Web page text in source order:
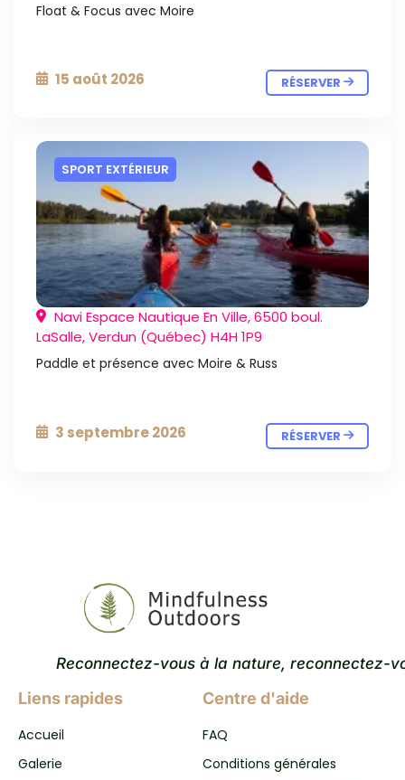
Float & Focus avec Moire
15 août 2026 RÉSERVER
SPORT EXTÉRIEUR
Navi Espace Nautique En Ville, 6500 boul.
LaSalle, Verdun (Québec) H4H 1P9
Paddle et présence avec Moire & Russ
3 septembre 2026 RÉSERVER
Reconnectez-vous à la nature, reconnectez-
Liens rapides
Accueil
Galerie
Centre d'aide
FAQ
Conditions générales